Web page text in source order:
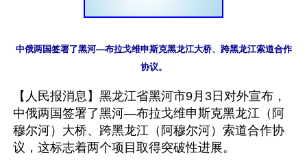
中俄两国签署了黑河—布拉戈维申斯克黑龙江大桥、跨黑龙江索道合作
【人民报消息】黑龙江省黑河市9月3日对外宣布，
中俄两国签署了黑河—布拉戈维申斯克黑龙江（阿
穆尔河）大桥、跨黑龙江（阿穆尔河）索道合作协
议，这标志着两个项目取得突破性进展。